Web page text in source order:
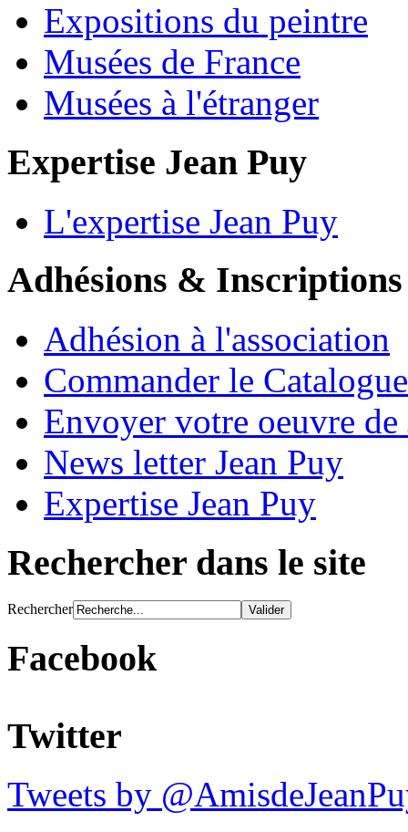
Expositions du peintre
Musées de France
Musées à l'étranger
Expertise Jean Puy
L'expertise Jean Puy
Adhésions & Inscriptions
Adhésion à l'association
Commander le
Envoyer votre oeuvre de
News letter Jean Puy
Expertise Jean Puy
Rechercher dans le site
Rechercher
Facebook
Twitter
Tweets by